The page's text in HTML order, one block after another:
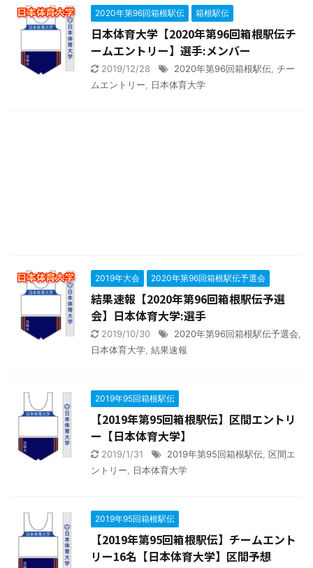
2020年第96回箱根駅伝 箱根駅伝
日本体育大学【2020年第96回箱根駅伝チ
ームエントリー】選手:メンバー
2019/12/28 2020年第96回箱根駅伝 チー
ムエントリー
日本体育大学
2019年大会 2020年第96回箱根駅伝予選会
結果速報【2020年第96回箱根駅伝予選
会】日本体育大学:選手
2019/10/30 2020年第96回箱根駅伝予選会
日本体育大学 結果速報
2019年95回箱根駅伝
【2019年第95回箱根駅伝】区間エントリ
ー【日本体育大学】
2019/1/31 2019年第95回箱根駅伝 区間エ
ントリー
日本体育大学
2019年95回箱根駅伝
【2019年第95回箱根駅伝】チームエント
リー16名【日本体育大学】区間予想